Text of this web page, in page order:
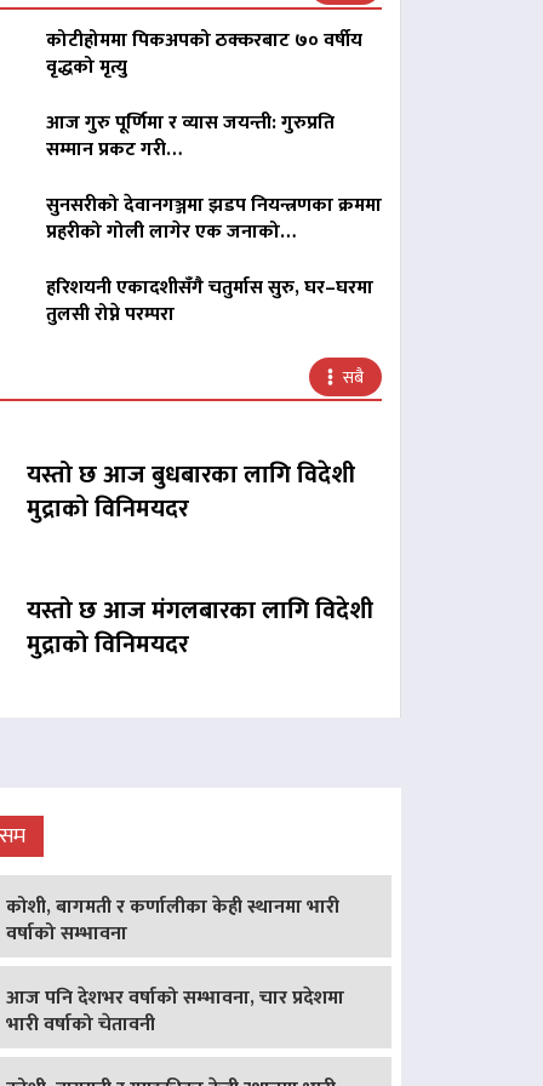
कोटीहोममा पिकअपको ठक्करबाट ७० वर्षीय
वृद्धको मृत्यु
आज गुरु पूर्णिमा र व्यास जयन्ती: गुरुप्रति
सम्मान प्रकट गरी…
सुनसरीको देवानगञ्जमा झडप नियन्त्रणका क्रममा
प्रहरीको गोली लागेर एक जनाको…
हरिशयनी एकादशीसँगै चतुर्मास सुरु, घर–घरमा
तुलसी रोप्ने परम्परा
सबै
यस्तो छ आज बुधबारका लागि विदेशी
मुद्राको विनिमयदर
यस्तो छ आज मंगलबारका लागि विदेशी
मुद्राको विनिमयदर
कोशी, बागमती र कर्णालीका केही स्थानमा भारी
वर्षाको सम्भावना
आज पनि देशभर वर्षाको सम्भावना, चार प्रदेशमा
भारी वर्षाको चेतावनी